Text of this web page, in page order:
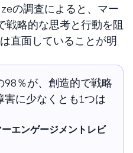
の調査によると、マー
戦略的な思考と行動を阻
直面していることが明
％が、創造的で戦略
に少なくとも1つは
エンゲージメントレビ